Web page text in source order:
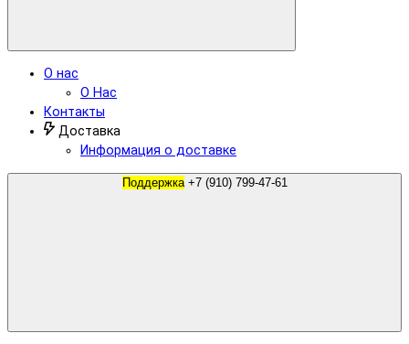
О нас
О Нас
Контакты
Доставка
Информация о доставке
Поддержка +7 (910) 799-47-61